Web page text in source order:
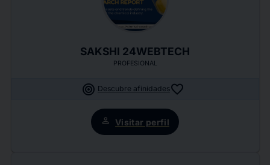
SAKSHI 24WEBTECH
PROFESIONAL
target Descubre afinidadesfavorite
person Visitar perfil